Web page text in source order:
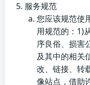
服务规范
您应该规范使
用规范的：1)
序良俗、损害
及其中的相关
改、链接、转
像站点，借助